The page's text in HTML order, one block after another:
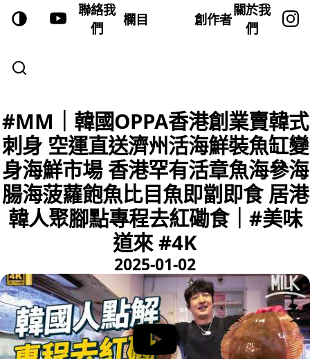
聯絡我
們
欄目 創作者
關於我
們
#MM｜韓國OPPA香港創業賣韓式
刺身 空運直送濟州活海鮮裝魚缸變
身海鮮市場 香港罕有活章魚海參海
腸海菠蘿飽魚比目魚即劏即食 居港
韓人聚腳點專程去紅磡食｜#美味
道來 #4K
2025-01-02